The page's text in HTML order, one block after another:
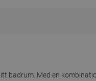
badrum. Med en